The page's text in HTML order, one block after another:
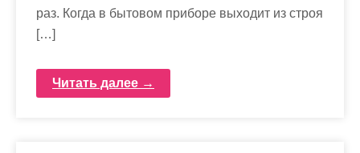
раз. Когда в бытовом приборе выходит из строя
[…]
Читать далее →